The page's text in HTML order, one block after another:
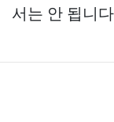
서는 안 됩니